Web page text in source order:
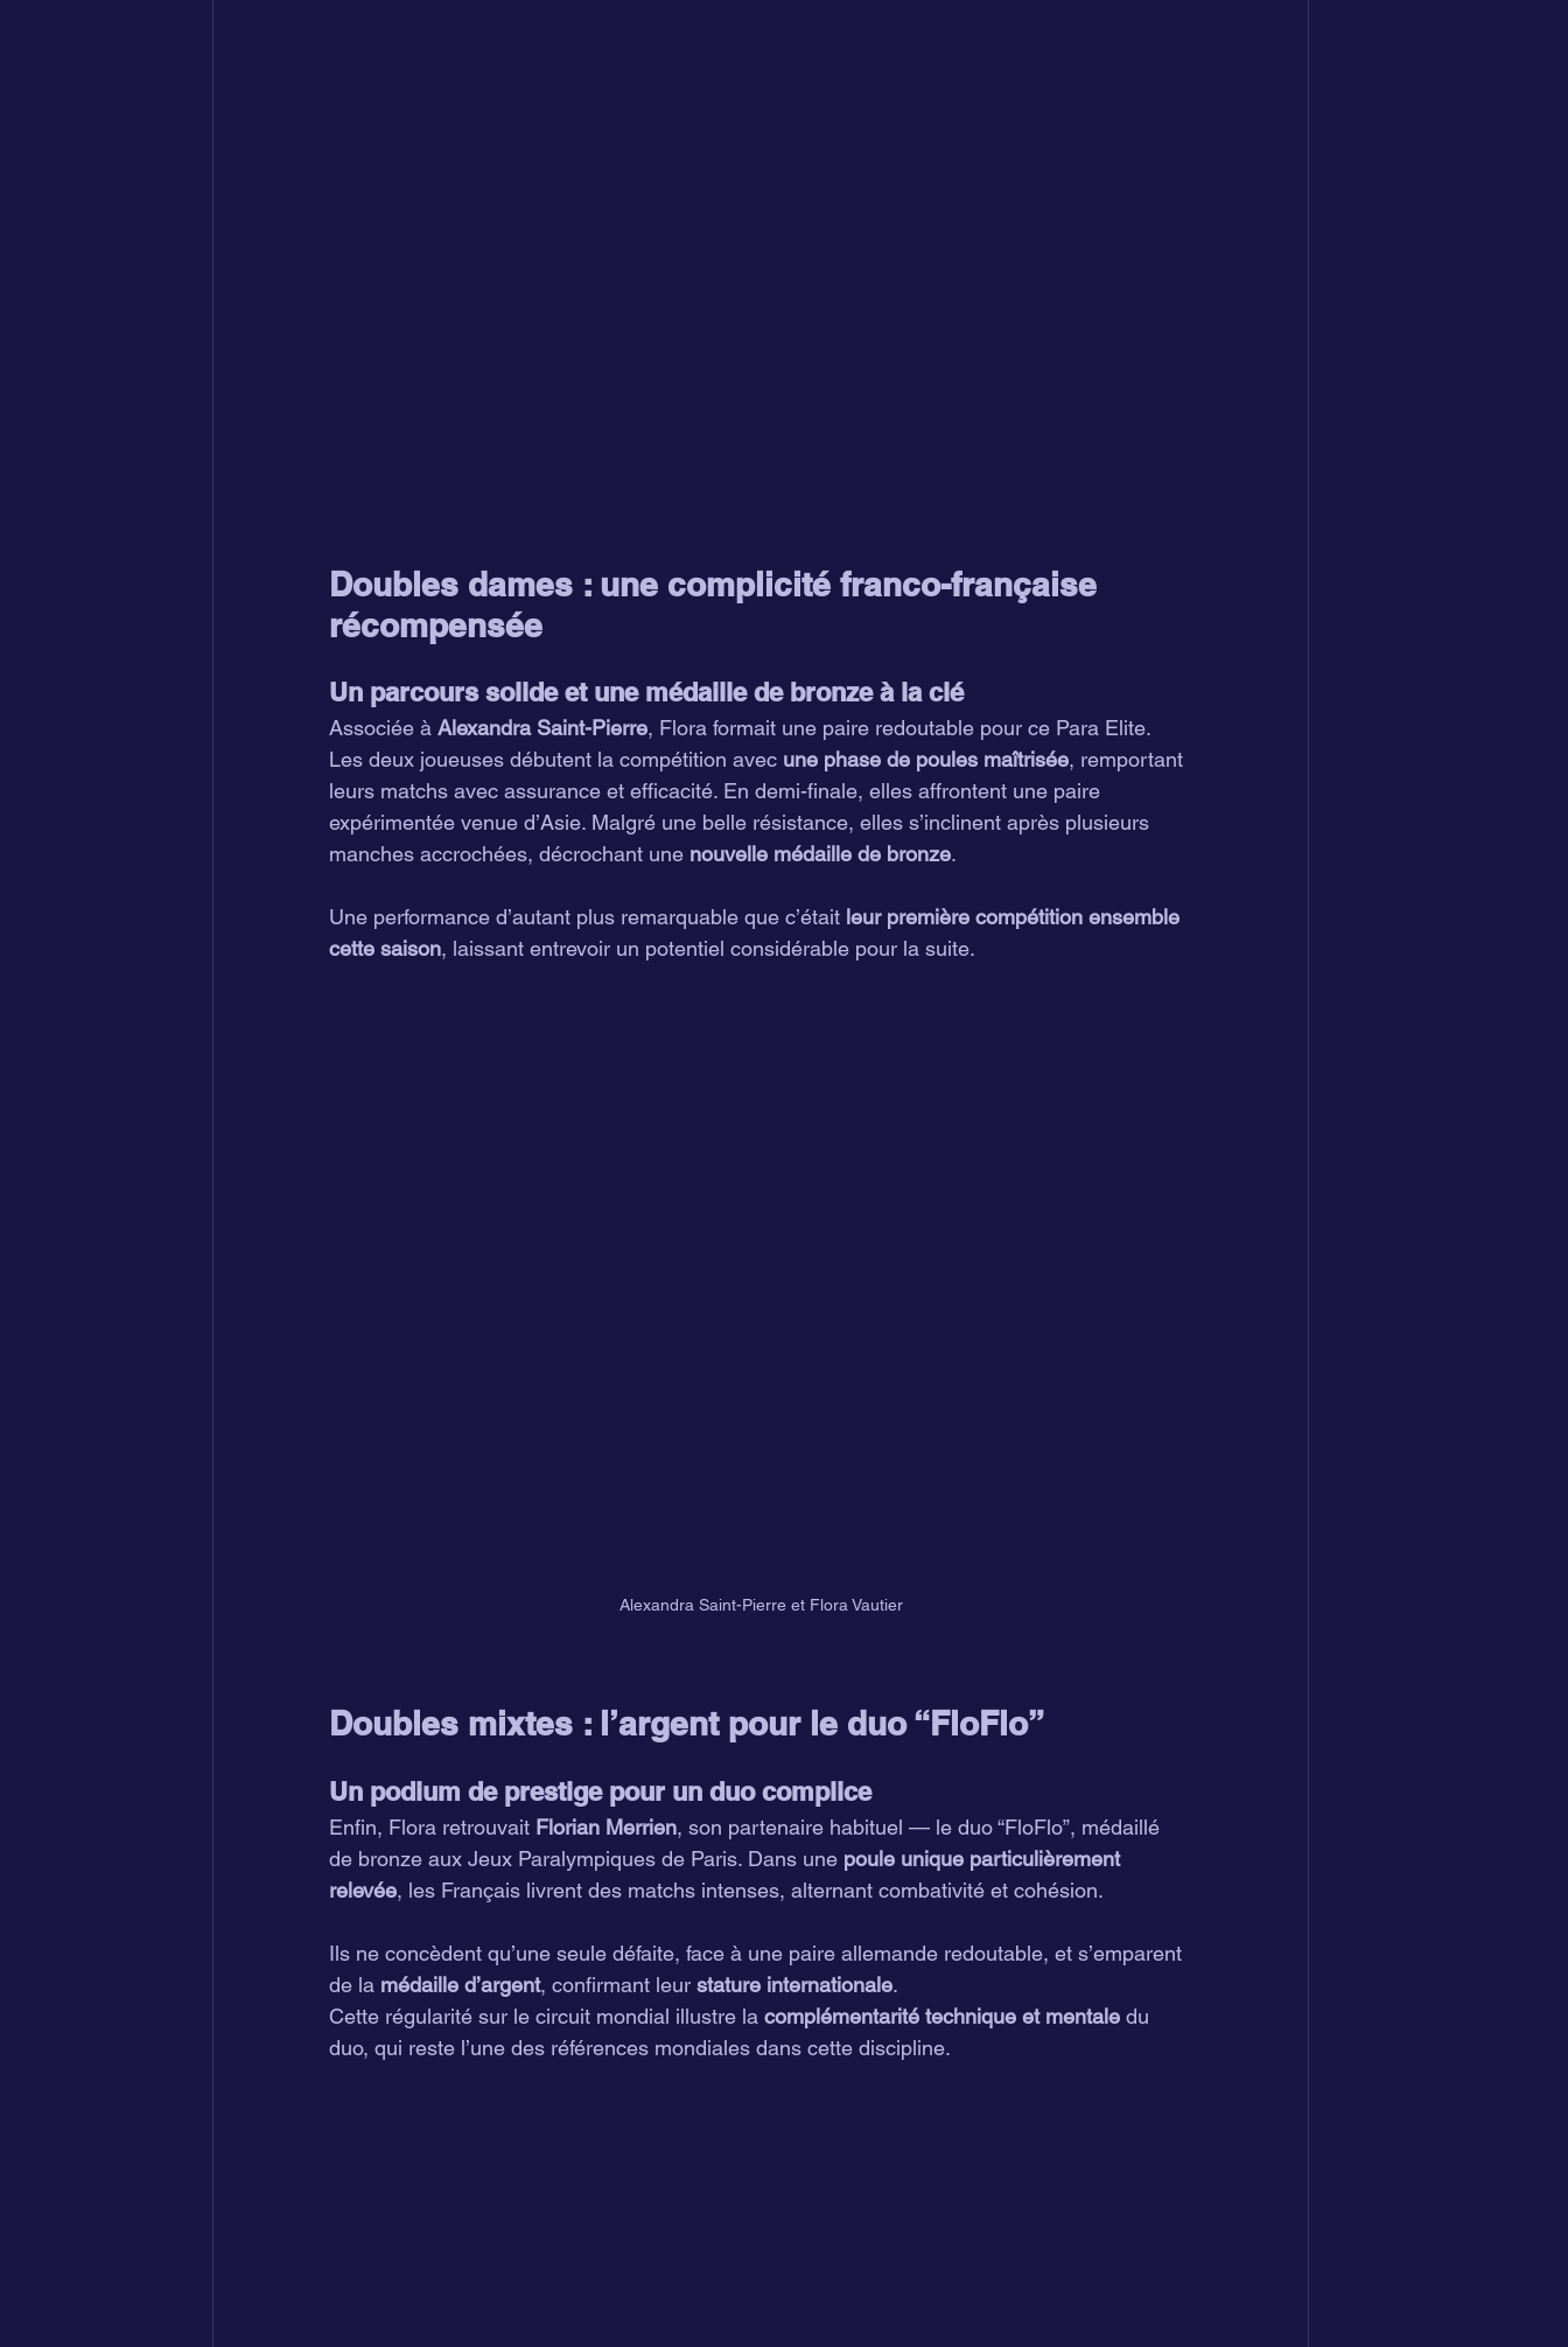
Doubles dames : une complicité franco-française
récompensée
Un parcours solide et une médaille de bronze à la clé
Associée à Alexandra Saint-Pierre, Flora formait une paire redoutable pour ce Para Elite.
Les deux joueuses débutent la compétition avec une phase de poules maîtrisée, remportant
leurs matchs avec assurance et efficacité. En demi-finale, elles affrontent une paire
expérimentée venue d’Asie. Malgré une belle résistance, elles s’inclinent après plusieurs
manches accrochées, décrochant une nouvelle médaille de bronze.
Une performance d’autant plus remarquable que c’était leur première compétition ensemble
cette saison, laissant entrevoir un potentiel considérable pour la suite.
Alexandra Saint-Pierre et Flora Vautier
Doubles mixtes : l’argent pour le duo “FloFlo”
Un podium de prestige pour un duo complice
Enfin, Flora retrouvait Florian Merrien, son partenaire habituel — le duo “FloFlo”, médaillé
de bronze aux Jeux Paralympiques de Paris. Dans une poule unique particulièrement
relevée, les Français livrent des matchs intenses, alternant combativité et cohésion.
Ils ne concèdent qu’une seule défaite, face à une paire allemande redoutable, et s’emparent
de la médaille d’argent, confirmant leur stature internationale.
Cette régularité sur le circuit mondial illustre la complémentarité technique et mentale du
duo, qui reste l’une des références mondiales dans cette discipline.